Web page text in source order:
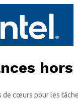
hors
de cœurs pour les